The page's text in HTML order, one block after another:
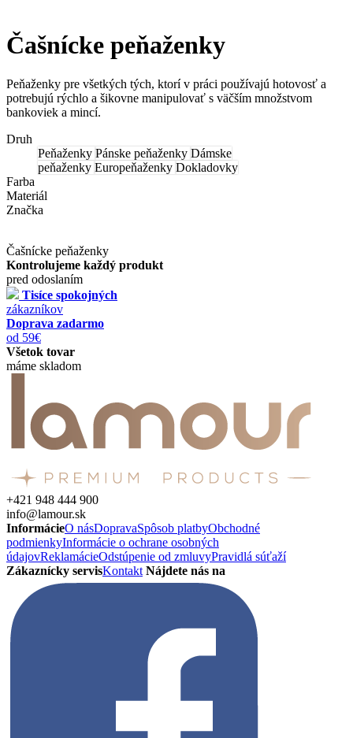
Čašnícke peňaženky
Peňaženky pre všetkých tých, ktorí v práci používajú hotovosť a
potrebujú rýchlo a šikovne manipulovať s väčším množstvom
bankoviek a mincí.
Druh
Peňaženky Pánske peňaženky Dámske
peňaženky Europeňaženky Dokladovky
Farba
Materiál
Značka
Čašnícke peňaženky
Kontrolujeme každý produkt
pred odoslaním
Tisíce spokojných
zákazníkov
Doprava zadarmo
od 59€
Všetok tovar
máme skladom
+421 948 444 900
info@lamour.sk
InformácieO násDopravaSpôsob platbyObchodné
podmienkyInformácie o ochrane osobných
údajovReklamácieOdstúpenie od zmluvyPravidlá súťaží
Zákaznícky servisKontakt Nájdete nás na